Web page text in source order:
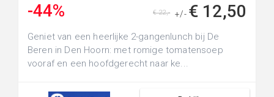
-44% +/- € 12,50
€ 22,-
Geniet van een heerlijke 2-gangenlunch bij De
Beren in Den Hoorn: met romige tomatensoep
vooraf en een hoofdgerecht naar ke...